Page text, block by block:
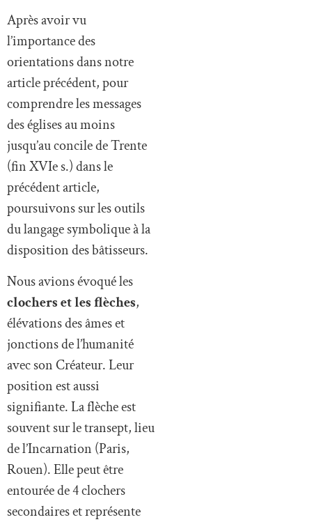
Après avoir vu
l’importance des
orientations dans notre
article précédent, pour
comprendre les messages
des églises au moins
jusqu’au concile de Trente
(fin XVIe s.) dans le
précédent article,
poursuivons sur les outils
du langage symbolique à la
disposition des bâtisseurs.
Nous avions évoqué les
clochers et les flèches,
élévations des âmes et
jonctions de l’humanité
avec son Créateur. Leur
position est aussi
signifiante. La flèche est
souvent sur le transept, lieu
de l’Incarnation (Paris,
Rouen). Elle peut être
entourée de 4 clochers
secondaires et représente